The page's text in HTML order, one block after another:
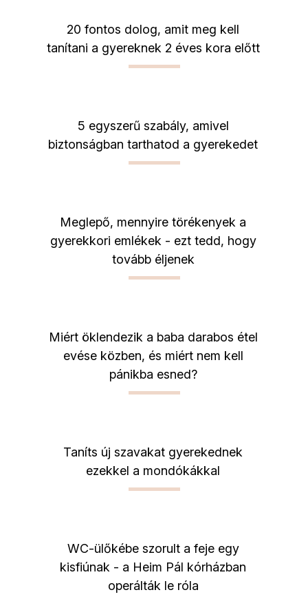
20 fontos dolog, amit meg kell
tanítani a gyereknek 2 éves kora előtt
5 egyszerű szabály, amivel
biztonságban tarthatod a gyerekedet
Meglepő, mennyire törékenyek a
gyerekkori emlékek - ezt tedd, hogy
tovább éljenek
Miért öklendezik a baba darabos étel
evése közben, és miért nem kell
pánikba esned?
Taníts új szavakat gyerekednek
ezekkel a mondókákkal
WC-ülőkébe szorult a feje egy
kisfiúnak - a Heim Pál kórházban
operálták le róla